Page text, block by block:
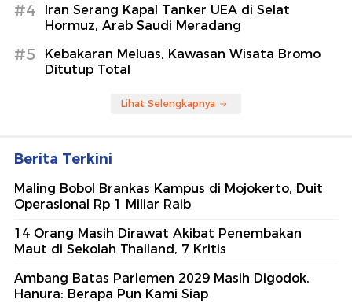
#4
Iran Serang Kapal Tanker UEA di Selat
Hormuz, Arab Saudi Meradang
#5
Kebakaran Meluas, Kawasan Wisata Bromo
Ditutup Total
Lihat Selengkapnya
Berita Terkini
Maling Bobol Brankas Kampus di Mojokerto, Duit
Operasional Rp 1 Miliar Raib
14 Orang Masih Dirawat Akibat Penembakan
Maut di Sekolah Thailand, 7 Kritis
Ambang Batas Parlemen 2029 Masih Digodok,
Hanura: Berapa Pun Kami Siap